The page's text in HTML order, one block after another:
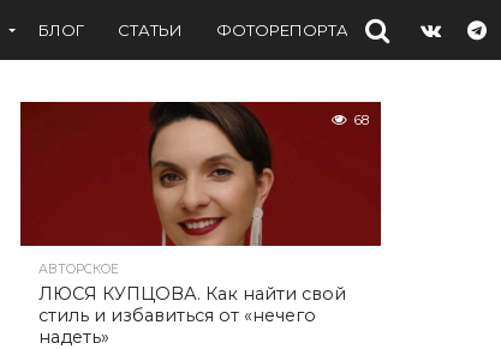
БЛОГ СТАТЬИ ФОТОРЕПОРТАЖИ
68
АВТОРСКОЕ
ЛЮСЯ КУПЦОВА. Как найти свой
стиль и избавиться от «нечего
надеть»